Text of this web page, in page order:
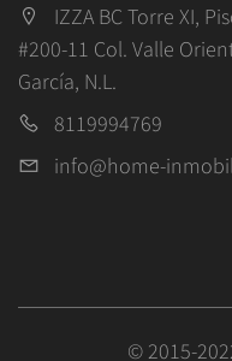
IZZA BC Torre XI,
#200-11 Col. Valle
García, N.L.
8119994769
info@home-
© 2015-